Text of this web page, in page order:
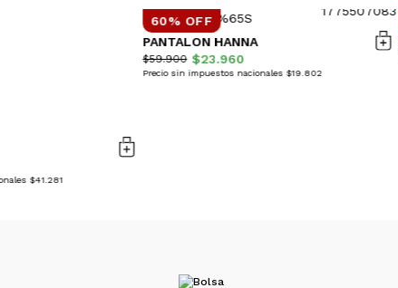
$41.281
60% OFF
PANTALON HANNA
$59.900 $23.960
Precio sin impuestos nacionales $19.802